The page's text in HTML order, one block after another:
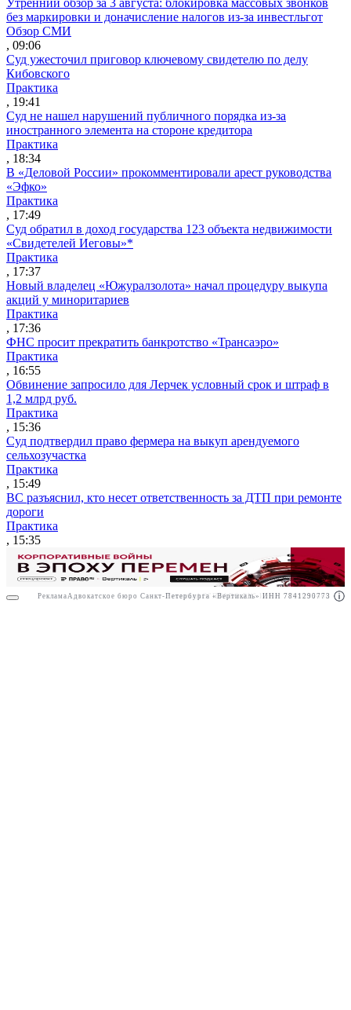
РекламаАО"ПРАВО.РУ" ИНН: 7708095468
без маркировки и доначисление налогов из-за инвестльгот
Обзор СМИ
, 09:06
Суд ужесточил приговор ключевому свидетелю по делу
Кибовского
Практика
, 19:41
Суд не нашел нарушений публичного порядка из-за
иностранного элемента на стороне кредитора
Практика
, 18:34
В «Деловой России» прокомментировали арест руководства
«Эфко»
Практика
, 17:49
Суд обратил в доход государства 123 объекта недвижимости
«Свидетелей Иеговы»*
Практика
, 17:37
Новый владелец «Южуралзолота» начал процедуру выкупа
акций у миноритариев
Практика
, 17:36
ФНС просит прекратить банкротство «Трансаэро»
Практика
, 16:55
Обвинение запросило для Лерчек условный срок и штраф в
1,2 млрд руб.
Практика
, 15:36
Суд подтвердил право фермера на выкуп арендуемого
сельхозучастка
Практика
, 15:49
ВС разъяснил, кто несет ответственность за ДТП при ремонте
дороги
Практика
, 15:35
Реклама Адвокатское бюро Санкт-Петербурга «Вертикаль» ИНН 7841290773